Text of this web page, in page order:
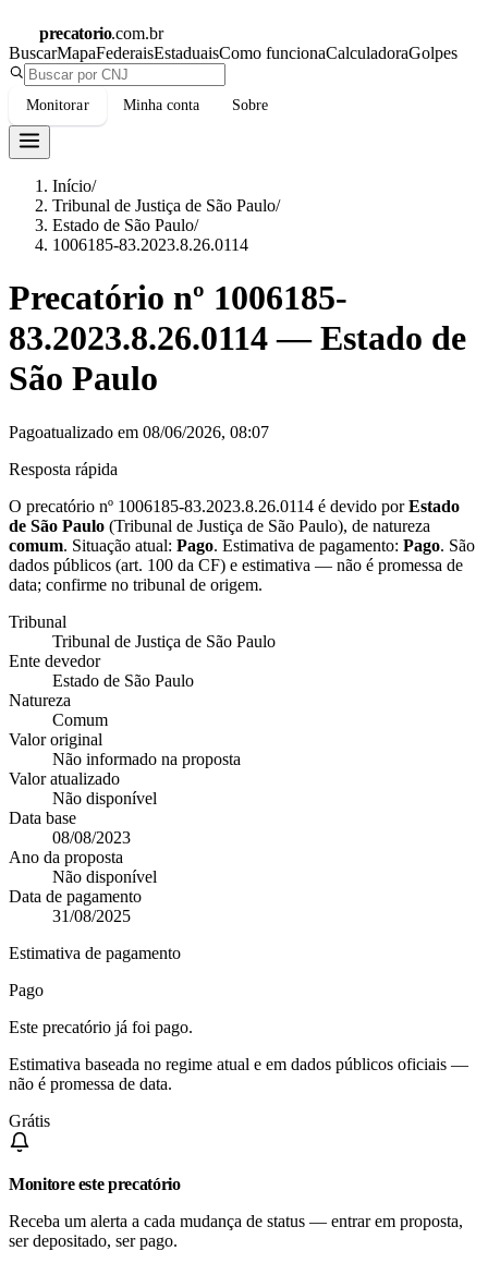
precatorio.com.br
BuscarMapaFederaisEstaduaisComo funcionaCalculadoraGolpes
Monitorar Minha conta Sobre
Início/
Tribunal de Justiça de São Paulo/
Estado de São Paulo/
1006185-83.2023.8.26.0114
Precatório nº 1006185-
83.2023.8.26.0114—Estado de
São Paulo
Pagoatualizado em 08/06/2026, 08:07
Resposta rápida
O precatório nº 1006185-83.2023.8.26.0114 é devido porEstado
de São Paulo (Tribunal de Justiça de São Paulo), de natureza
comum. Situação atual: Pago. Estimativa de pagamento: Pago. São
dados públicos (art. 100 da CF) e estimativa — não é promessa de
data; confirme no tribunal de origem.
Tribunal
Tribunal de Justiça de São Paulo
Ente devedor
Estado de São Paulo
Natureza
Comum
Valor original
Não informado na proposta
Valor atualizado
Não disponível
Data base
08/08/2023
Ano da proposta
Não disponível
Data de pagamento
31/08/2025
Estimativa de pagamento
Pago
Este precatório já foi pago.
Estimativa baseada no regime atual e em dados públicos oficiais —
não é promessa de data.
Grátis
Monitore este precatório
Receba um alerta a cada mudança de status — entrar em proposta,
ser depositado, ser pago.